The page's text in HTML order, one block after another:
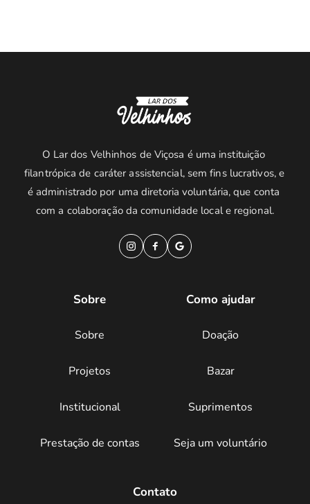
O Lar dos Velhinhos de Viçosa é uma instituição
filantrópica de caráter assistencial, sem fins lucrativos, e
é administrado por uma diretoria voluntária, que conta
com a colaboração da comunidade local e regional.
Sobre
Sobre
Projetos
Institucional
Prestação de contas
Como ajudar
Doação
Bazar
Suprimentos
Seja um voluntário
Contato